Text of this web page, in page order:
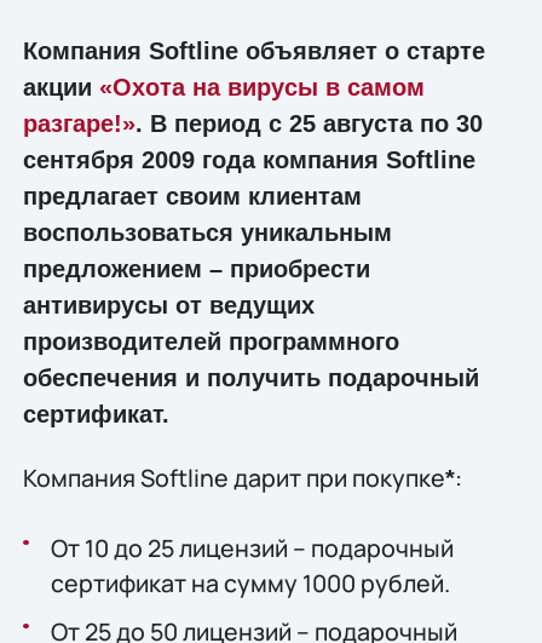
Компания Softline объявляет о старте
акции «Охота на вирусы в самом
разгаре!». В период с 25 августа по 30
сентября 2009 года компания Softline
предлагает своим клиентам
воспользоваться уникальным
предложением – приобрести
антивирусы от ведущих
производителей программного
обеспечения и получить подарочный
сертификат.
Компания Softline дарит при покупке*:
От 10 до 25 лицензий – подарочный
сертификат на сумму 1000 рублей.
От 25 до 50 лицензий – подарочный